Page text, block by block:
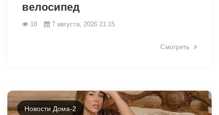
велосипед
18 7 августа, 2026 21:15
Смотреть
Новости Дома-2